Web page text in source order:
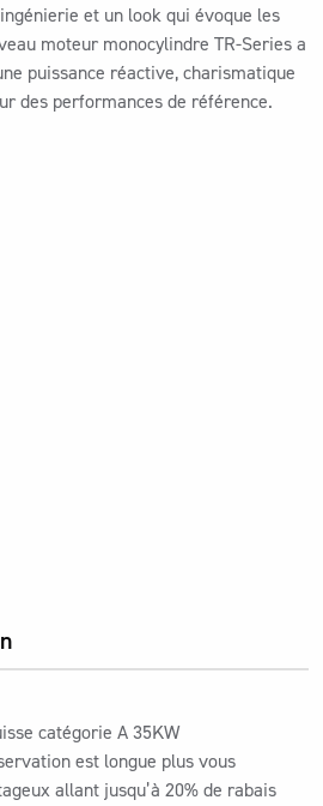
et un look qui évoque les
moteur monocylindre TR-Series a
puissance réactive, charismatique
des performances de référence.
catégorie A 35KW
est longue plus vous
allant jusqu’à 20% de rabais